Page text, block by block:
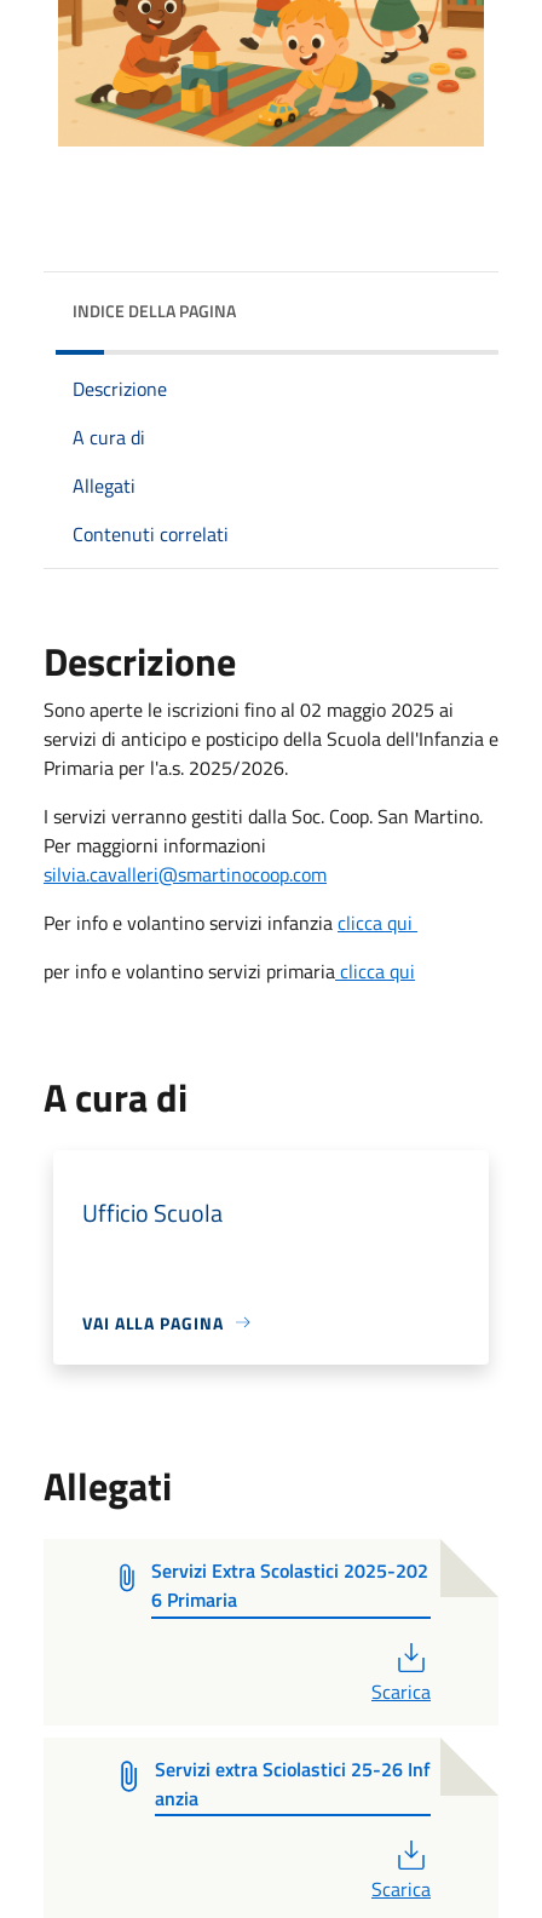
INDICE DELLA PAGINA
Descrizione
A cura di
Allegati
Contenuti correlati
Descrizione
Sono aperte le iscrizioni fino al 02 maggio 2025 ai
servizi di anticipo e posticipo della Scuola dell'Infanzia e
Primaria per l'a.s. 2025/2026.
I servizi verranno gestiti dalla Soc. Coop. San Martino.
Per maggiorni informazioni
silvia.cavalleri@smartinocoop.com
Per info e volantino servizi infanziaclicca qui
per info e volantino servizi primariaclicca qui
A cura di
Ufficio Scuola
VAI ALLA PAGINA
Allegati
Servizi Extra Scolastici 2025-202
6 Primaria
Scarica
Servizi extra Sciolastici 25-26 Inf
anzia
Scarica